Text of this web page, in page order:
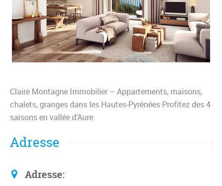
Claire Montagne Immobilier – Appartements, maisons,
chalets, granges dans les Hautes-Pyrénées Profitez des 4
saisons en vallée d’Aure.
Adresse
Adresse: